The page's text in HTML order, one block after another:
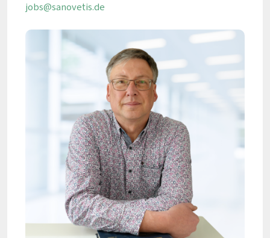
jobs@sanovetis.de